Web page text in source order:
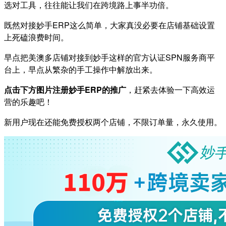
选对工具，往往能让我们在跨境路上事半功倍。
既然对接妙手ERP这么简单，大家真没必要在店铺基础设置
上死磕浪费时间。
早点把美澳多店铺对接到妙手这样的官方认证SPN服务商平
台上，早点从繁杂的手工操作中解放出来。
点击下方图片注册妙手ERP的推广 ，赶紧去体验一下高效运
营的乐趣吧！
新用户现在还能免费授权两个店铺，不限订单量，永久使用。